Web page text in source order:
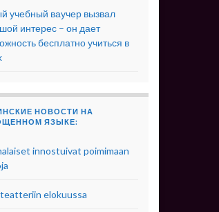
учебный ваучер вызвал
интерес – он дает
бесплатно учиться в
НОВОСТИ НА
ЯЗЫКЕ:
innostuivat poimimaan
elokuussa